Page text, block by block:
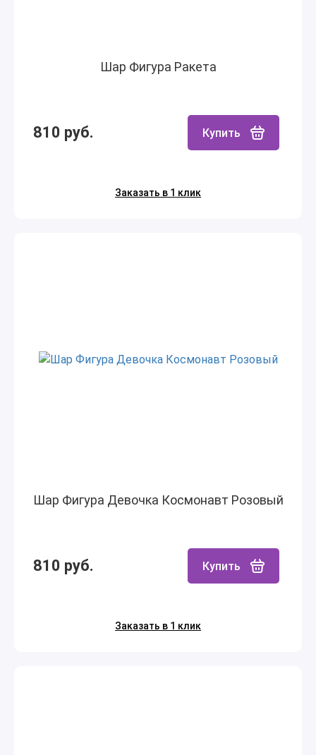
Шар Фигура Ракета
810 руб. Купить
Заказать в 1 клик
Шар Фигура Девочка Космонавт Розовый
810 руб. Купить
Заказать в 1 клик